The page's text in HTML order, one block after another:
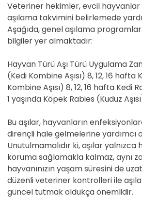
Veteriner hekimler, evcil hayvanlar
aşılama takvimini belirlemede
Aşağıda, genel aşılama
bilgiler yer almaktadır:
Hayvan Türü Aşı Türü Uygulama
(Kedi Kombine Aşısı) 8, 12, 16
Kombine Aşısı) 8, 12, 16 hafta Kedi
1 yaşında Köpek Rabies (Kuduz
Bu aşılar, hayvanların
dirençli hale gelmelerine yardımcı
Unutulmamalıdır ki, aşılar yalnızca
koruma sağlamakla kalmaz, aynı
hayvanınızın yaşam süresini de
düzenli veteriner kontrolleri ile
güncel tutmak oldukça önemlidir.